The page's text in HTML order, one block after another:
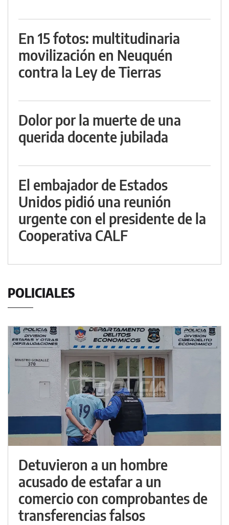
En 15 fotos: multitudinaria
movilización en Neuquén
contra la Ley de Tierras
Dolor por la muerte de una
querida docente jubilada
El embajador de Estados
Unidos pidió una reunión
urgente con el presidente de la
Cooperativa CALF
POLICIALES
Detuvieron a un hombre
acusado de estafar a un
comercio con comprobantes de
transferencias falsos